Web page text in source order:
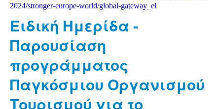
2024/stronger-europe-world/global-gateway_el
Ειδική Ημερίδα -
Παρουσίαση
προγράμματος
Παγκόσμιου Οργανισμού
Τουρισμού για το